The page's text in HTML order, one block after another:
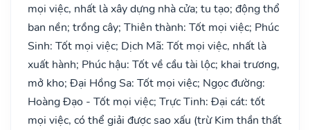
mọi việc, nhất là xây dựng nhà cửa; tu tạo; động thổ
ban nền; trồng cây; Thiên thành: Tốt mọi việc; Phúc
Sinh: Tốt mọi việc; Dịch Mã: Tốt mọi việc, nhất là
xuất hành; Phúc hậu: Tốt về cầu tài lộc; khai trương,
mở kho; Đại Hồng Sa: Tốt mọi việc; Ngọc đường:
Hoàng Đạo - Tốt mọi việc; Trực Tinh: Đại cát: tốt
mọi việc, có thể giải được sao xấu (trừ Kim thần thất